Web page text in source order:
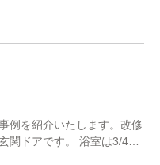
いエアコ […]
例を紹介いたします。改修
関ドアです。 浴室は3/4